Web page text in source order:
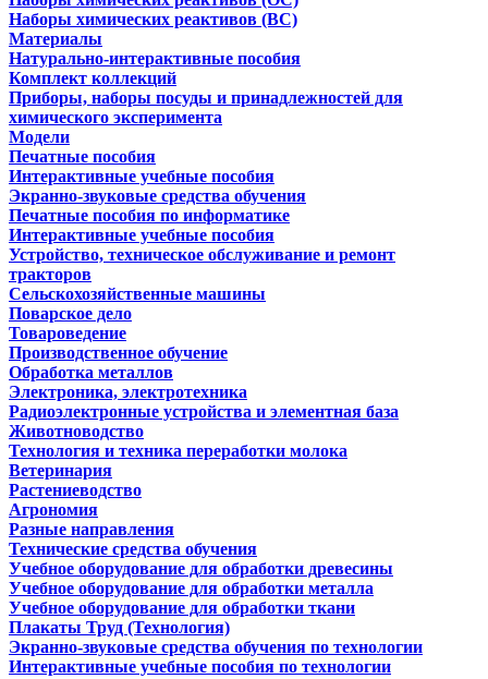
Наборы химических реактивов (ВС)
Материалы
Натурально-интерактивные пособия
Комплект коллекций
Приборы, наборы посуды и принадлежностей для
химического эксперимента
Модели
Печатные пособия
Интерактивные учебные пособия
Экранно-звуковые средства обучения
Печатные пособия по информатике
Интерактивные учебные пособия
Устройство, техническое обслуживание и ремонт
тракторов
Сельскохозяйственные машины
Поварское дело
Товароведение
Производственное обучение
Обработка металлов
Электроника, электротехника
Радиоэлектронные устройства и элементная база
Животноводство
Технология и техника переработки молока
Ветеринария
Растениеводство
Агрономия
Разные направления
Технические средства обучения
Учебное оборудование для обработки древесины
Учебное оборудование для обработки металла
Учебное оборудование для обработки ткани
Плакаты Труд (Технология)
Экранно-звуковые средства обучения по технологии
Интерактивные учебные пособия по технологии